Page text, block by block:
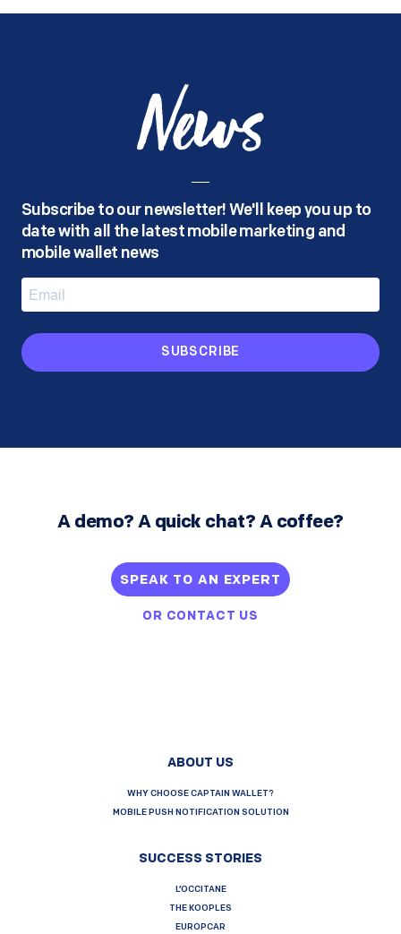
News
Subscribe to our newsletter! We'll keep you up to
date with all the latest mobile marketing and
mobile wallet news
SUBSCRIBE
A demo? A quick chat? A coffee?
SPEAK TO AN EXPERT
OR CONTACT US
ABOUT US
WHY CHOOSE CAPTAIN WALLET?
MOBILE PUSH NOTIFICATION SOLUTION
SUCCESS STORIES
L’OCCITANE
THE KOOPLES
EUROPCAR